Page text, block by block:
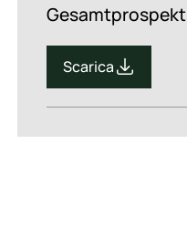
Gesamtprospekt
Scarica
Scarica